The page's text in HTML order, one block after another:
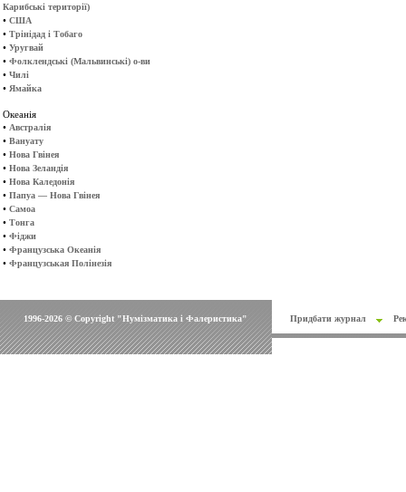
Карибські території)
• США
• Трінідад і Тобаго
• Уругвай
• Фолклендські (Мальвинські) о-ви
• Чилі
• Ямайка
Океанія
• Австралія
• Вануату
• Нова Гвінея
• Нова Зеландія
• Нова Каледонія
• Папуа — Нова Гвінея
• Самоа
• Тонга
• Фіджи
• Французська Океанія
• Французськая Полінезія
1996-2026 © Copyright "Нумізматика і Фалеристика" Придбати журнал